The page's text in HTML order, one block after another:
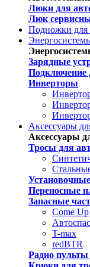
Люки для
Люк
Подножки для
Зарядные
Подключение
Инверторы
Аксессуары
Аксессуары
Тросы для
Переносные
Запасные
Come Up
Автоспас
T-max
redBTR
Радио пульты